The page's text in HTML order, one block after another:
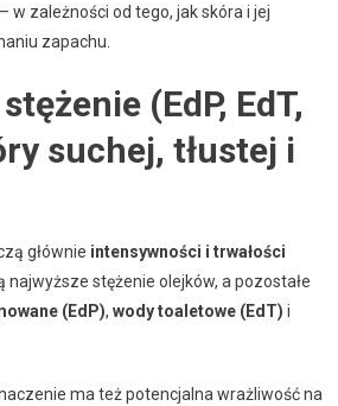
w zależności od tego, jak skóra i jej
zapachu.
(EdP, EdT,
suchej, tłustej i
głównie intensywności i trwałości
najwyższe stężenie olejków, a pozostałe
(EdP), wody toaletowe (EdT) i
ma też potencjalna wrażliwość na